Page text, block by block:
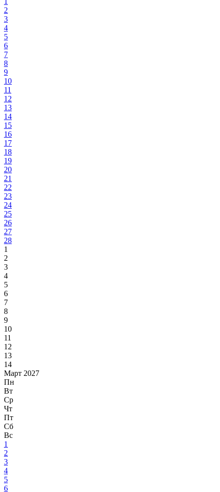
2
3
4
5
6
7
8
9
10
11
12
13
14
15
16
17
18
19
20
21
22
23
24
25
26
27
28
1
2
3
4
5
6
7
8
9
10
11
12
13
14
Март 2027
Пн
Вт
Ср
Чт
Пт
Сб
Вс
1
2
3
4
5
6